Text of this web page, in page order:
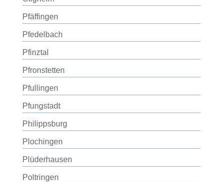
Pfäffingen
Pfedelbach
Pfinztal
Pfronstetten
Pfullingen
Pfungstadt
Philippsburg
Plochingen
Plüderhausen
Poltringen